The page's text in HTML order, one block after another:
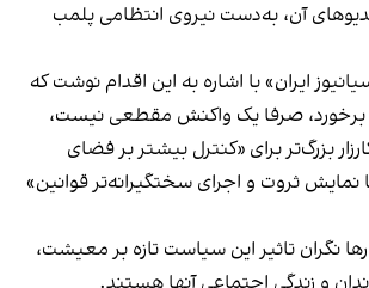
آن، به‌دست نیروی انتظامی پلمب
ایران» با اشاره به این اقدام نوشت که
برخورد، صرفا یک واکنش مقطعی نیست،
بزرگ‌تر برای «کنترل بیشتر بر فضای
نمایش ثروت و اجرای سختگیرانه‌تر قوانین»
نگران تاثیر این سیاست‌ تازه بر معیشت،